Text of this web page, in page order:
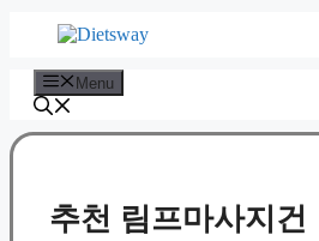
Menu
추천 림프마사지건